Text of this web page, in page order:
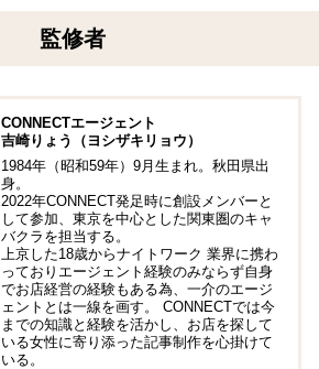
監修者
CONNECTエージェント
吉崎りょう（ヨシザキリョウ）
1984年（昭和59年）9月生まれ。秋田県出
身。
2022年CONNECT発足時に創設メンバーと
して参加、東京を中心とした関東圏のキャ
バクラを担当する。
上京した18歳からナイトワーク 業界に携わ
っておりエージェント経験のみならず自身
でお店経営の経験もある為、一介のエージ
ェントとは一線を画す。 CONNECTでは今
までの知識と経験を活かし、お店を探して
いる女性に寄り添った記事制作を心掛けて
いる。